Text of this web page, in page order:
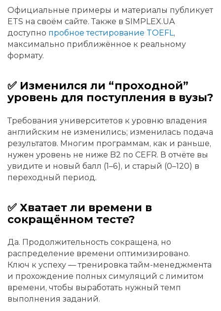
Официальные примеры и материалы публикует
ETS на своём сайте. Также в SIMPLEX.UA
доступно пробное тестирование TOEFL ,
максимально приближённое к реальному
формату.
✅ Изменился ли “проходной”
уровень для поступления в вузы?
Требования университетов к уровню владения
английским не изменились; изменилась подача
результатов. Многим программам, как и раньше,
нужен уровень не ниже B2 по CEFR. В отчёте вы
увидите и новый балл (1–6), и старый (0–120) в
переходный период.
✅ Хватает ли времени в
сокращённом тесте?
Да. Продолжительность сокращена, но
распределение времени оптимизировано.
Ключ к успеху — тренировка тайм-менеджмента
и прохождение полных симуляций с лимитом
времени, чтобы выработать нужный темп
выполнения заданий.